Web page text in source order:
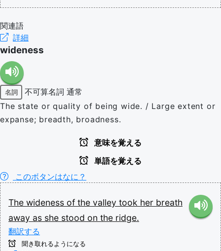
関連語
詳細
wideness
名詞 不可算名詞 通常
The state or quality of being wide. / Large extent or
expanse; breadth, broadness.
意味を覚える
単語を覚える
このボタンはなに？
The wideness of the valley took her breath
away as she stood on the ridge.
翻訳する
聞き取れるようになる